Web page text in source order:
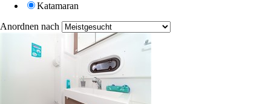
Katamaran
Anordnen nach